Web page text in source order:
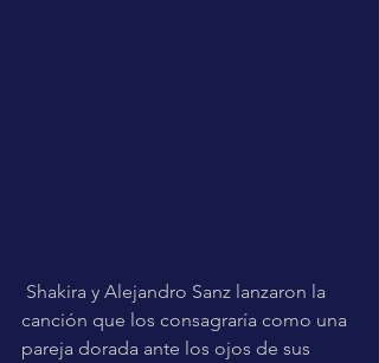
Shakira y Alejandro Sanz lanzaron la
canción que los consagraría como una
pareja dorada ante los ojos de sus